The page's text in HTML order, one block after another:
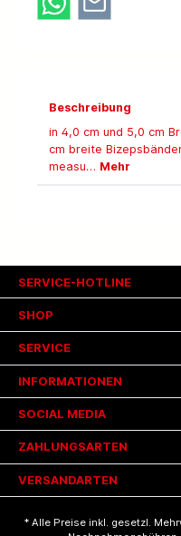
Beschreibung
in 4,0 cm und 5,0 cm
cm breite
measu… Mehr
SHOP
SERVICE
INFORMATIONEN
SERVICE-HOTLINE
SOCIAL MEDIA
ZAHLUNGSARTEN
VERSANDARTEN
* Alle Preise inkl. gesetzl.